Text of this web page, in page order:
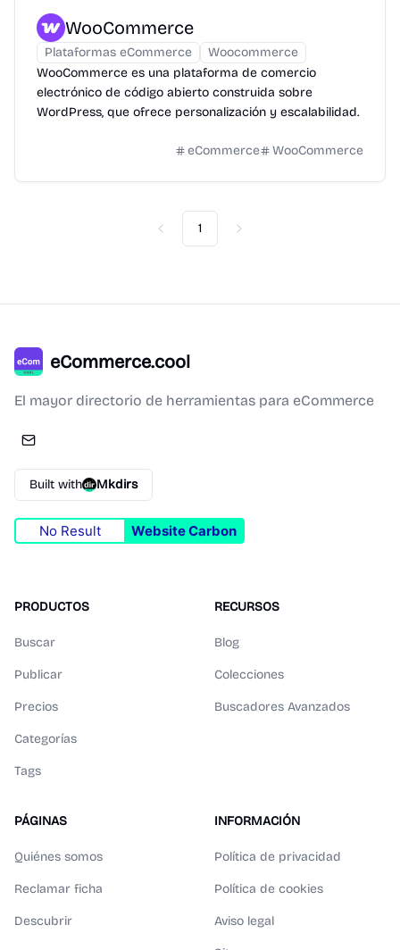
WooCommerce
Plataformas eCommerce
Woocommerce
WooCommerce es una plataforma de comercio
electrónico de código abierto construida sobre
WordPress, que ofrece personalización y escalabilidad.
eCommerce WooCommerce
Previous
1 Next
eCommerce.cool
El mayor directorio de herramientas para eCommerce
Built with Mkdirs
No Result Website Carbon
PRODUCTOS
Buscar
Publicar
Precios
Categorías
Tags
RECURSOS
Blog
Colecciones
Buscadores Avanzados
PÁGINAS
Quiénes somos
Reclamar ficha
Descubrir
INFORMACIÓN
Política de privacidad
Política de cookies
Aviso legal